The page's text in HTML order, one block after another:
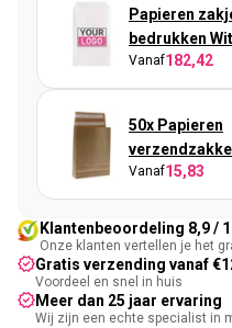
Papieren
bedrukken
Vanaf182,42
50x Papieren
zijvouw/
Vanaf15,83
Klantenbeoordeling 8,9 /
Onze klanten vertellen je het
Gratis verzending vanaf
Voordeel en snel in huis
Meer dan 25 jaar ervaring
Wij zijn een echte specialist in